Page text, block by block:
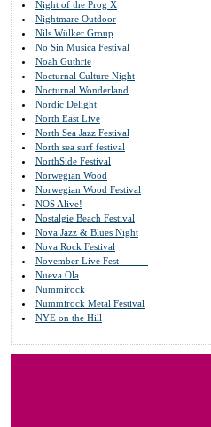
Night of the Prog X
Nightmare Outdoor
Nils Wülker Group
No Sin Musica Festival
Noah Guthrie
Nocturnal Culture Night
Nocturnal Wonderland
Nordic Delight
North East Live
North Sea Jazz Festival
North sea surf festival
NorthSide Festival
Norwegian Wood
Norwegian Wood Festival
NOS Alive!
Nostalgie Beach Festival
Nova Jazz & Blues Night
Nova Rock Festival
November Live Fest
Nueva Ola
Nummirock
Nummirock Metal Festival
NYE on the Hill